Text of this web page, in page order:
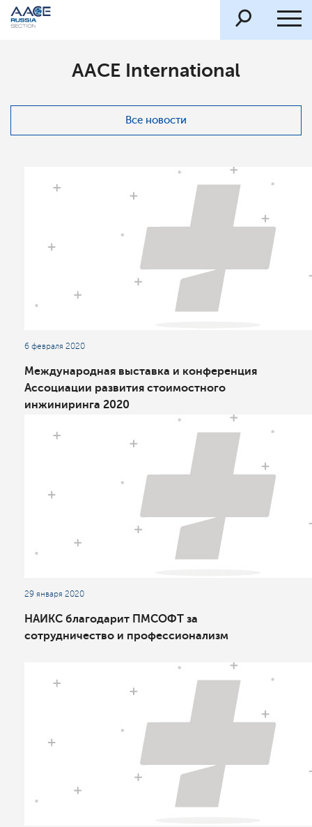
AACE International
Все новости
6 февраля 2020
Международная выставка и конференция
Ассоциации развития стоимостного
инжиниринга 2020
29 января 2020
НАИКС благодарит ПМСОФТ за
сотрудничество и профессионализм